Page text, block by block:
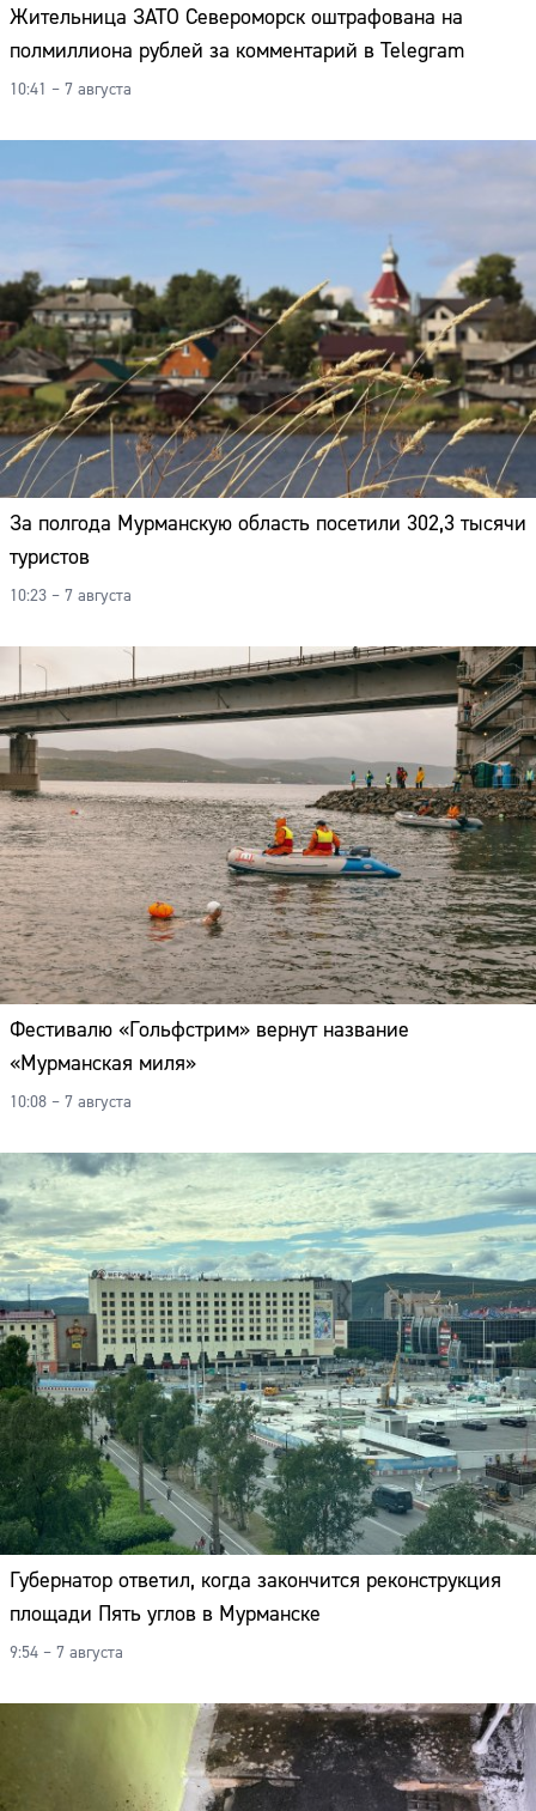
Жительница ЗАТО Североморск оштрафована на
полмиллиона рублей за комментарий в Telegram
10:41 – 7 августа
За полгода Мурманскую область посетили 302,3 тысячи
туристов
10:23 – 7 августа
Фестивалю «Гольфстрим» вернут название
«Мурманская миля»
10:08 – 7 августа
Губернатор ответил, когда закончится реконструкция
площади Пять углов в Мурманске
9:54 – 7 августа